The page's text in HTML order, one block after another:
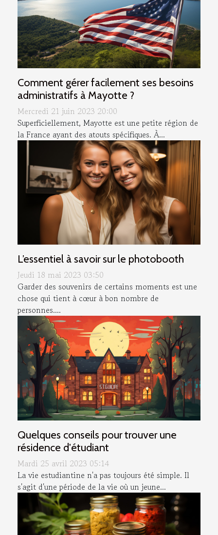
Comment gérer facilement ses besoins
administratifs à Mayotte ?
Mercredi 21 juin 2023 20:00
Superficiellement, Mayotte est une petite région de
la France ayant des atouts spécifiques. À...
L’essentiel à savoir sur le photobooth
Jeudi 18 mai 2023 03:50
Garder des souvenirs de certains moments est une
chose qui tient à cœur à bon nombre de
personnes....
Quelques conseils pour trouver une
résidence d'étudiant
Mardi 25 avril 2023 05:14
La vie estudiantine n'a pas toujours été simple. Il
s'agit d'une période de la vie où un jeune...